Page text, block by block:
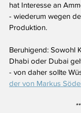
hat Interesse an
- wiederum wegen
Produktion.
Beruhigend: Sowohl
Dhabi oder Dubai
- von daher sollte
der von Markus